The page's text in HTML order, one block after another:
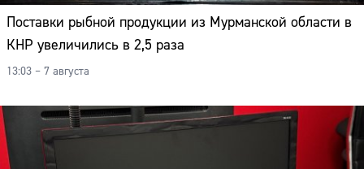
Поставки рыбной продукции из Мурманской области в
КНР увеличились в 2,5 раза
13:03 – 7 августа